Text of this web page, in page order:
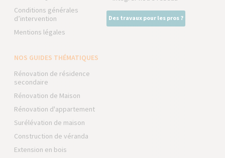
Conditions générales
d’intervention
Mentions légales
Des travaux pour les pros ?
NOS GUIDES THÉMATIQUES
Rénovation de résidence
secondaire
Rénovation de Maison
Rénovation d'appartement
Surélévation de maison
Construction de véranda
Extension en bois